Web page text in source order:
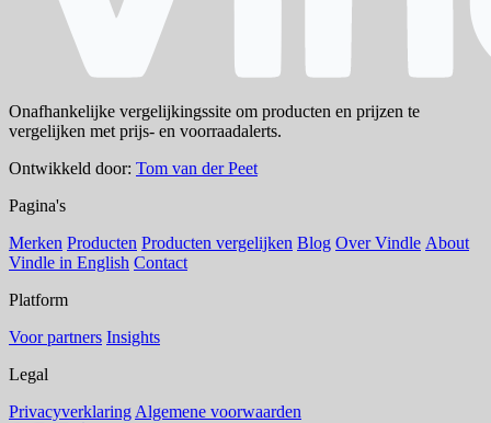
Onafhankelijke vergelijkingssite om producten en prijzen te
vergelijken met prijs- en voorraadalerts.
Ontwikkeld door: Tom van der Peet
Pagina's
Merken Producten Producten vergelijken Blog Over Vindle About
Vindle in English Contact
Platform
Voor partners Insights
Legal
Privacyverklaring Algemene voorwaarden